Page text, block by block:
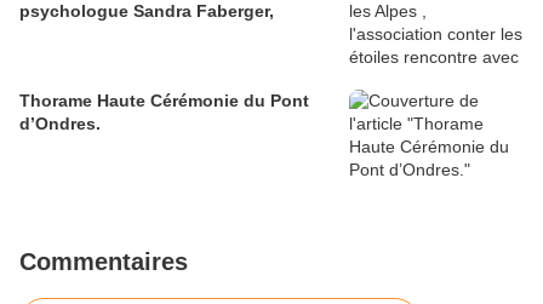
psychologue Sandra Faberger,
Thorame Haute Cérémonie du Pont
d’Ondres.
Commentaires